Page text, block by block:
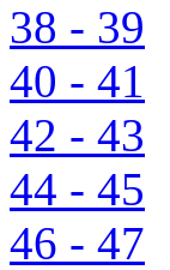
38 - 39
40 - 41
42 - 43
44 - 45
46 - 47